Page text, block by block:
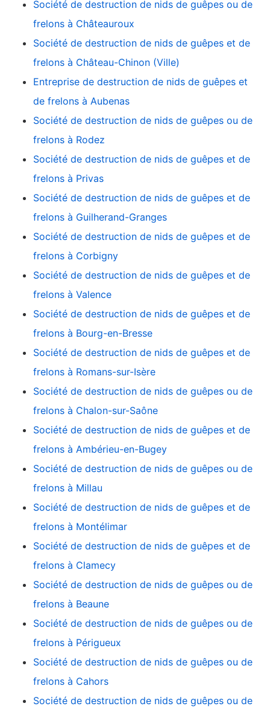
Société de destruction de nids de guêpes ou de
frelons à Châteauroux
Société de destruction de nids de guêpes et de
frelons à Château-Chinon (Ville)
Entreprise de destruction de nids de guêpes et
de frelons à Aubenas
Société de destruction de nids de guêpes ou de
frelons à Rodez
Société de destruction de nids de guêpes et de
frelons à Privas
Société de destruction de nids de guêpes et de
frelons à Guilherand-Granges
Société de destruction de nids de guêpes et de
frelons à Corbigny
Société de destruction de nids de guêpes et de
frelons à Valence
Société de destruction de nids de guêpes et de
frelons à Bourg-en-Bresse
Société de destruction de nids de guêpes et de
frelons à Romans-sur-Isère
Société de destruction de nids de guêpes ou de
frelons à Chalon-sur-Saône
Société de destruction de nids de guêpes et de
frelons à Ambérieu-en-Bugey
Société de destruction de nids de guêpes ou de
frelons à Millau
Société de destruction de nids de guêpes et de
frelons à Montélimar
Société de destruction de nids de guêpes et de
frelons à Clamecy
Société de destruction de nids de guêpes ou de
frelons à Beaune
Société de destruction de nids de guêpes ou de
frelons à Périgueux
Société de destruction de nids de guêpes ou de
frelons à Cahors
Société de destruction de nids de guêpes ou de